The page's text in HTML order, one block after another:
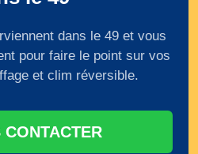
dans le 49 et vous
pour faire le point sur vos
et clim réversible.
CONTACTER